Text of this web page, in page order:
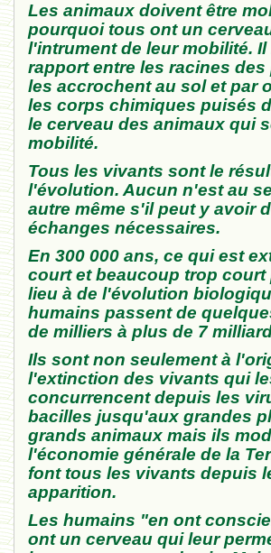
Les animaux doivent être
pourquoi tous ont un
l'intrument de leur mobilité.
rapport entre les racines
les accrochent au sol et par
les corps chimiques puisés
le cerveau des animaux qui
mobilité.
Tous les vivants sont le
l'évolution. Aucun n'est au
autre même s'il peut y avoir
échanges nécessaires.
En 300 000 ans, ce qui est
court et beaucoup trop
lieu à de l'évolution
humains passent de
de milliers à plus de 7
Ils sont non seulement à
l'extinction des vivants qui
concurrencent depuis les
bacilles jusqu'aux grandes
grands animaux mais ils
l'économie générale de la
font tous les vivants depuis
apparition.
Les humains "en ont
ont un cerveau qui leur